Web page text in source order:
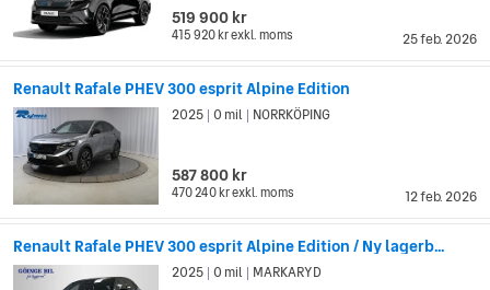
25 feb. 2026
519 900 kr
415 920 krexkl. moms
Renault Rafale PHEV 300 esprit Alpine Edition
12 feb. 2026
2025 0 mil NORRKÖPING
587 800 kr
470 240 krexkl. moms
Renault Rafale PHEV 300 esprit Alpine Edition / Ny lagerb...
2025 0 mil MARKARYD